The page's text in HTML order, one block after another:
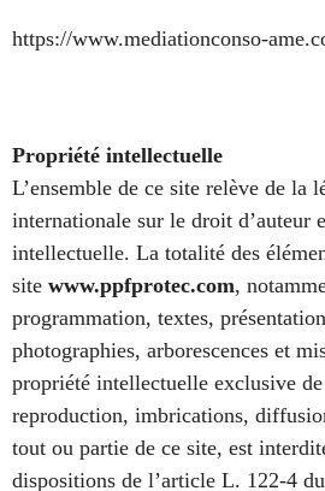
https://www.mediationconso-
Propriété intellectuelle
L’ensemble de ce site relève de la
internationale sur le droit d’auteur
intellectuelle. La totalité des
site www.ppfprotec.com,
programmation, textes,
photographies, arborescences et
propriété intellectuelle exclusive
reproduction, imbrications,
tout ou partie de ce site, est
dispositions de l’article L. 122-4